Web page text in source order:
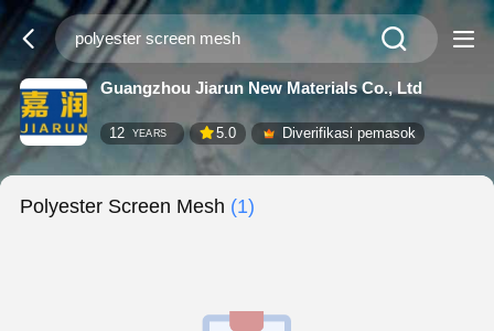
Guangzhou Jiarun New Materials Co., Ltd
12 YEARS 5.0 Diverifikasi pemasok
Polyester Screen Mesh (1)